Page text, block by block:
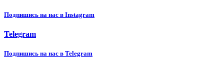
Подпишиcь на нас в Instagram
Telegram
Подпишиcь на нас в Telegram